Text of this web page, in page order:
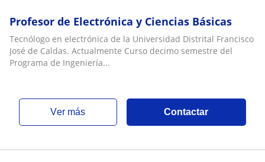
Profesor de Electrónica y Ciencias Básicas
Tecnólogo en electrónica de la Universidad Distrital Francisco
José de Caldas. Actualmente Curso decimo semestre del
Programa de Ingeniería...
ver más Contactar